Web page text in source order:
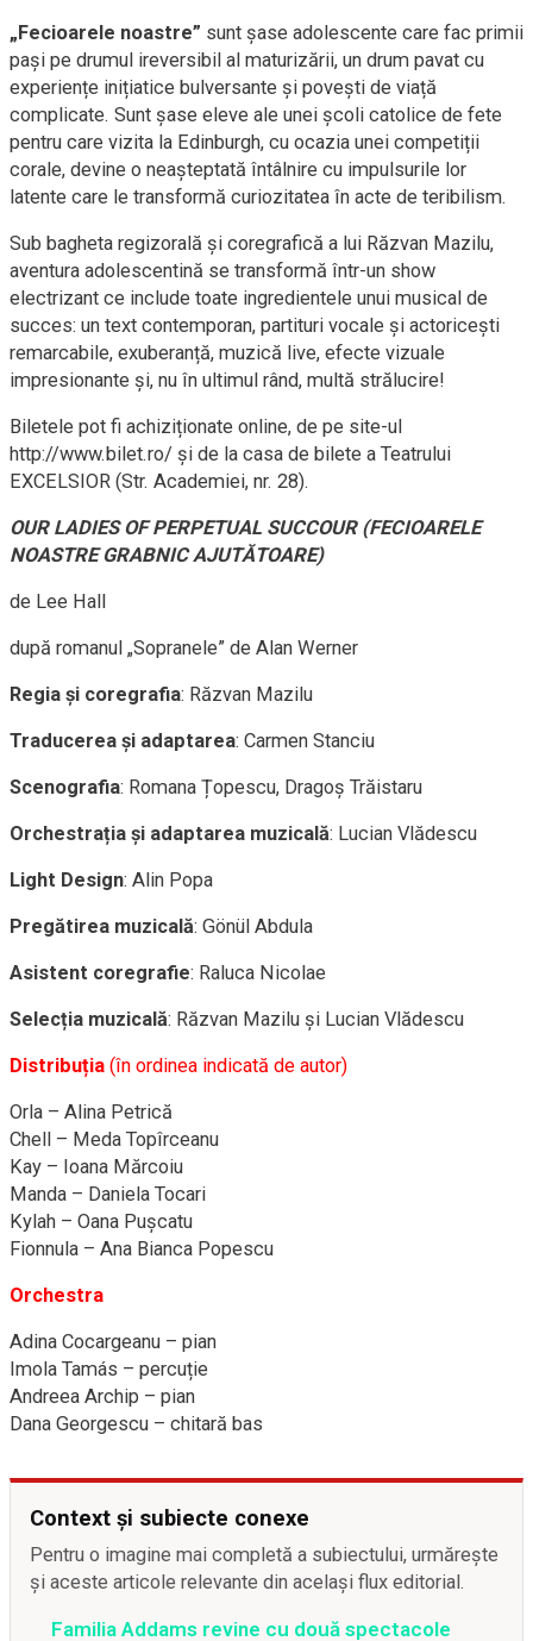
„Fecioarele noastre” sunt șase adolescente care fac primii
pași pe drumul ireversibil al maturizării, un drum pavat cu
experiențe inițiatice bulversante și povești de viață
complicate. Sunt șase eleve ale unei școli catolice de fete
pentru care vizita la Edinburgh, cu ocazia unei competiții
corale, devine o neașteptată întâlnire cu impulsurile lor
latente care le transformă curiozitatea în acte de teribilism.
Sub bagheta regizorală și coregrafică a lui Răzvan Mazilu,
aventura adolescentină se transformă într-un show
electrizant ce include toate ingredientele unui musical de
succes: un text contemporan, partituri vocale și actoricești
remarcabile, exuberanță, muzică live, efecte vizuale
impresionante și, nu în ultimul rând, multă strălucire!
Biletele pot fi achiziționate online, de pe site-ul
http://www.bilet.ro/ și de la casa de bilete a Teatrului
EXCELSIOR (Str. Academiei, nr. 28).
OUR LADIES OF PERPETUAL SUCCOUR (FECIOARELE
NOASTRE GRABNIC AJUTĂTOARE)
de Lee Hall
după romanul „Sopranele” de Alan Werner
Regia și coregrafia: Răzvan Mazilu
Traducerea și adaptarea: Carmen Stanciu
Scenografia: Romana Țopescu, Dragoș Trăistaru
Orchestrația și adaptarea muzicală: Lucian Vlădescu
Light Design: Alin Popa
Pregătirea muzicală: Gönül Abdula
Asistent coregrafie: Raluca Nicolae
Selecția muzicală: Răzvan Mazilu și Lucian Vlădescu
Distribuția (în ordinea indicată de autor)
Orla – Alina Petrică
Chell – Meda Topîrceanu
Kay – Ioana Mărcoiu
Manda – Daniela Tocari
Kylah – Oana Pușcatu
Fionnula – Ana Bianca Popescu
Orchestra
Adina Cocargeanu – pian
Imola Tamás – percuție
Andreea Archip – pian
Dana Georgescu – chitară bas
Context și subiecte conexe
Pentru o imagine mai completă a subiectului, urmărește
și aceste articole relevante din același flux editorial.
Familia Addams revine cu două spectacole